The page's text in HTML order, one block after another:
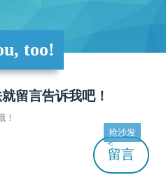
too!
留言告诉我吧！
！
留言
抢沙发